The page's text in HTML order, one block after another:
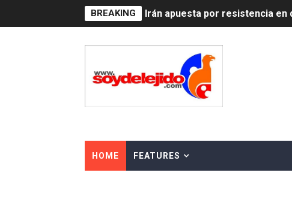
BREAKING Irán apuesta por resistencia en
Precio del dólar hoy viernes 7
Un derrumbe en el centro de
HOME FEATURES